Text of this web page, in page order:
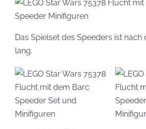
Das Spielset des Speeders ist nach
lang.